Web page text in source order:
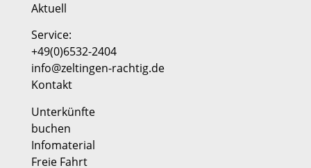
Aktuell
Service:
+49(0)6532-2404
info@zeltingen-rachtig.de
Kontakt
Unterkünfte
buchen
Infomaterial
Freie Fahrt